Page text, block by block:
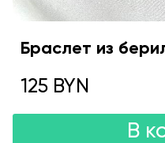
Браслет из
125 BYN
В